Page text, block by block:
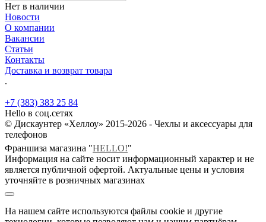
Нет в наличии
Новости
О компании
Вакансии
Статьи
Контакты
Доставка и возврат товара
.
+7 (383) 383 25 84
Hello в соц.сетях
© Дискаунтер «Хеллоу» 2015-2026 - Чехлы и аксессуары для
телефонов
Франшиза магазина "HELLO!"
Информация на сайте носит информационный характер и не
является публичной офертой. Актуальные цены и условия
уточняйте в розничных магазинах
На нашем сайте используются файлы cookie и другие